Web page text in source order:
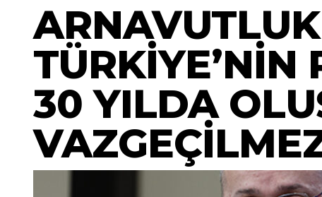
TÜRKİYE’NİN
30 YILDA